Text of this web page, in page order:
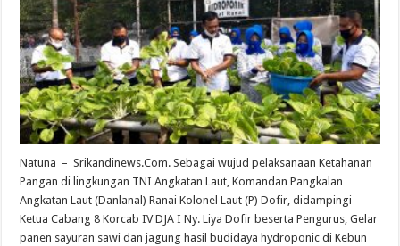
Natuna – Srikandinews.Com. Sebagai wujud pelaksanaan Ketahanan
Pangan di lingkungan TNI Angkatan Laut, Komandan Pangkalan
Angkatan Laut (Danlanal) Ranai Kolonel Laut (P) Dofir, didampingi
Ketua Cabang 8 Korcab IV DJA I Ny. Liya Dofir beserta Pengurus, Gelar
panen sayuran sawi dan jagung hasil budidaya hydroponic di Kebun